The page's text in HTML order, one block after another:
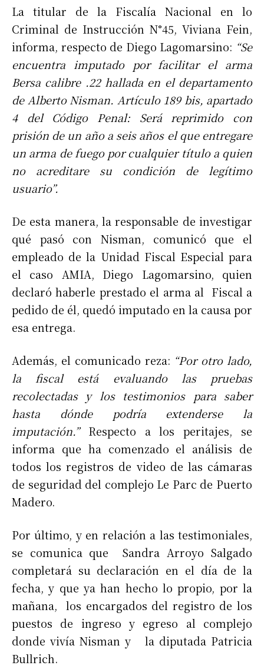
La titular de la Fiscalía Nacional en lo
Criminal de Instrucción N°45, Viviana Fein,
informa, respecto de Diego Lagomarsino: “Se
encuentra imputado por facilitar el arma
Bersa calibre .22 hallada en el departamento
de Alberto Nisman. Artículo 189 bis, apartado
4 del Código Penal: Será reprimido con
prisión de un año a seis años el que entregare
un arma de fuego por cualquier título a quien
no acreditare su condición de legítimo
usuario”.
De esta manera, la responsable de investigar
qué pasó con Nisman, comunicó que el
empleado de la Unidad Fiscal Especial para
el caso AMIA, Diego Lagomarsino, quien
declaró haberle prestado el arma al Fiscal a
pedido de él, quedó imputado en la causa por
esa entrega.
Además, el comunicado reza: “Por otro lado,
la fiscal está evaluando las pruebas
recolectadas y los testimonios para saber
hasta dónde podría extenderse la
imputación.” Respecto a los peritajes, se
informa que ha comenzado el análisis de
todos los registros de video de las cámaras
de seguridad del complejo Le Parc de Puerto
Madero.
Por último, y en relación a las testimoniales,
se comunica que Sandra Arroyo Salgado
completará su declaración en el día de la
fecha, y que ya han hecho lo propio, por la
mañana, los encargados del registro de los
puestos de ingreso y egreso al complejo
donde vivía Nisman y la diputada Patricia
Bullrich.